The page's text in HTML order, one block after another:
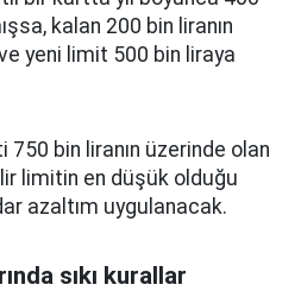
kalan 200 bin liranın
yeni limit 500 bin liraya
bin liranın üzerinde olan
limitin en düşük olduğu
azaltım uygulanacak.
sıkı kurallar